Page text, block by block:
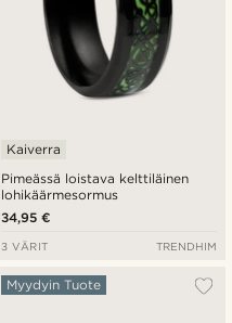
Pimeässä loistava kelttiläinen
lohikäärmesormus
Kaiverra
34,95 €
3 VÄRIT TRENDHIM
Myydyin Tuote